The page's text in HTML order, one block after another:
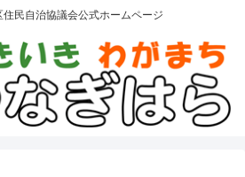
民自治協議会公式ホームページ